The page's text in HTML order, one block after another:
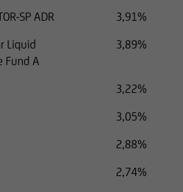
SP ADR
3,91%
Liquid
Fund A
3,89%
3,22%
3,05%
2,88%
2,74%